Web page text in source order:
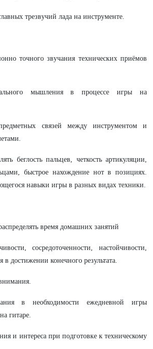
трезвучий лада на инструменте.
точного звучания технических приёмов
мышления в процессе игры на
связей между инструментом и
беглость пальцев, четкость артикуляции,
быстрое нахождение нот в позициях.
навыки игры в разных видах техники.
время домашних занятий
сосредоточенности, настойчивости,
в достижении конечного результата.
в необходимости ежедневной игры
гитаре.
и интереса при подготовке к техническому